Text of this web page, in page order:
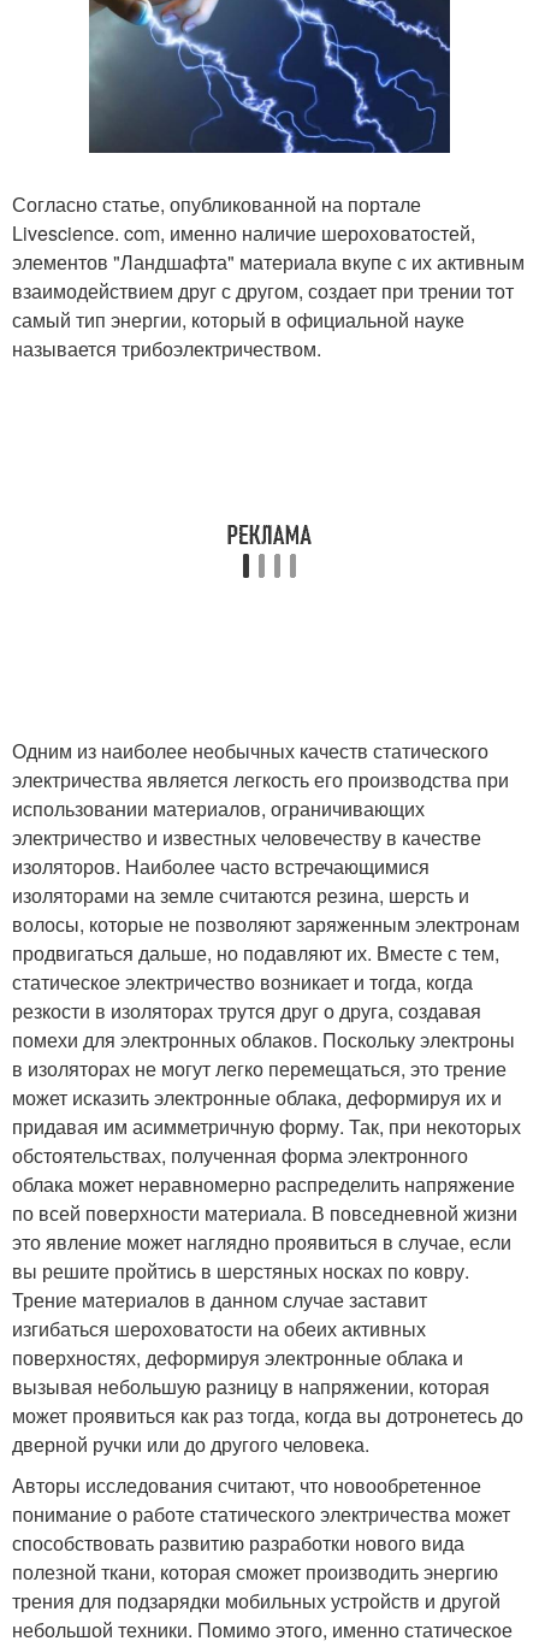
Согласно статье, опубликованной на портале
Livescience. com, именно наличие шероховатостей,
элементов "Ландшафта" материала вкупе с их активным
взаимодействием друг с другом, создает при трении тот
самый тип энергии, который в официальной науке
называется трибоэлектричеством.
Одним из наиболее необычных качеств статического
электричества является легкость его производства при
использовании материалов, ограничивающих
электричество и известных человечеству в качестве
изоляторов. Наиболее часто встречающимися
изоляторами на земле считаются резина, шерсть и
волосы, которые не позволяют заряженным электронам
продвигаться дальше, но подавляют их. Вместе с тем,
статическое электричество возникает и тогда, когда
резкости в изоляторах трутся друг о друга, создавая
помехи для электронных облаков. Поскольку электроны
в изоляторах не могут легко перемещаться, это трение
может исказить электронные облака, деформируя их и
придавая им асимметричную форму. Так, при некоторых
обстоятельствах, полученная форма электронного
облака может неравномерно распределить напряжение
по всей поверхности материала. В повседневной жизни
это явление может наглядно проявиться в случае, если
вы решите пройтись в шерстяных носках по ковру.
Трение материалов в данном случае заставит
изгибаться шероховатости на обеих активных
поверхностях, деформируя электронные облака и
вызывая небольшую разницу в напряжении, которая
может проявиться как раз тогда, когда вы дотронетесь до
дверной ручки или до другого человека.
Авторы исследования считают, что новообретенное
понимание о работе статического электричества может
способствовать развитию разработки нового вида
полезной ткани, которая сможет производить энергию
трения для подзарядки мобильных устройств и другой
небольшой техники. Помимо этого, именно статическое